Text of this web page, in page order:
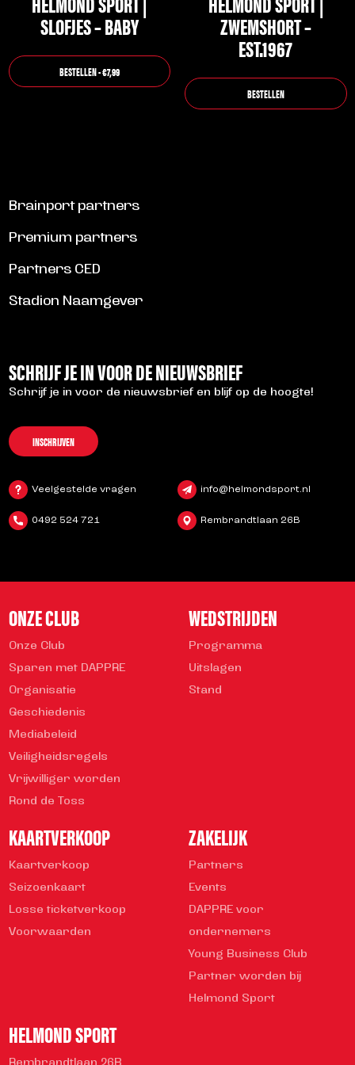
SLOFJES – BABY
BESTELLEN - €7,99
ZWEMSHORT –
EST.1967
BESTELLEN
worden
Brainport partners
Premium partners
Partners CED
Stadion Naamgever
SCHRIJF JE IN VOOR DE NIEUWSBRIEF
Schrijf je in voor de nieuwsbrief en blijf op de hoogte!
INSCHRIJVEN
Veelgestelde vragen info@helmondsport.nl
0492 524 721 Rembrandtlaan 26B
ONZE CLUB
Onze Club
Sparen met DAPPRE
Organisatie
Geschiedenis
Mediabeleid
Veiligheidsregels
Vrijwilliger worden
Rond de Toss
WEDSTRIJDEN
Programma
Uitslagen
Stand
KAARTVERKOOP
Kaartverkoop
Seizoenkaart
Losse ticketverkoop
Voorwaarden
ZAKELIJK
Partners
Events
DAPPRE voor
ondernemers
Young Business Club
Partner worden bij
Helmond Sport
HELMOND SPORT